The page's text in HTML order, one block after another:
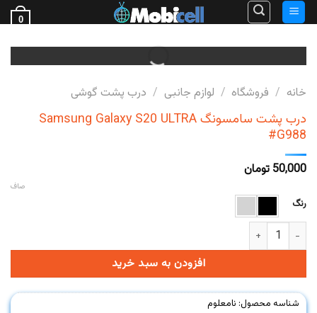
Skip
to
content
0
خانه / فروشگاه / لوازم جانبی / درب پشت گوشی
درب پشت سامسونگ Samsung Galaxy S20 ULTRA
#G988
50,000 تومان
رنگ
صاف
درب پشت سامسونگ Samsung Galaxy S20 ULTRA #G988 عدد
افزودن به سبد خرید
شناسه محصول: نامعلوم